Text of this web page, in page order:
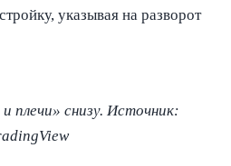
указывая на разворот
плечи» снизу. Источник: